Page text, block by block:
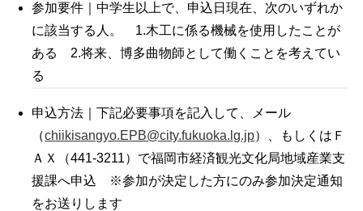
参加要件｜中学生以上で、申込日現在、次のいずれか
に該当する人。 1.木工に係る機械を使用したことが
ある 2.将来、博多曲物師として働くことを考えてい
る
申込方法｜下記必要事項を記入して、メール
（chiikisangyo.EPB@city.fukuoka.lg.jp）、もしくはＦ
ＡＸ（441-3211）で福岡市経済観光文化局地域産業支
援課へ申込 ※参加が決定した方にのみ参加決定通知
をお送りします